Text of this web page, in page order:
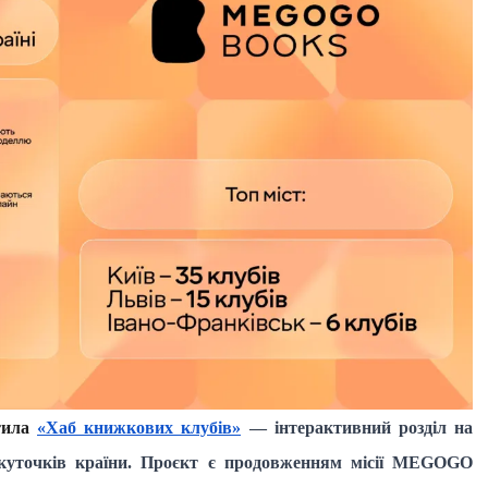
«Хаб книжкових клубів» — інтерактивний розділ на
країни. Проєкт є продовженням місії MEGOGO